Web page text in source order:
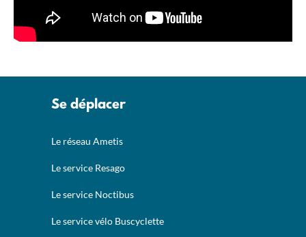
Se déplacer
Le réseau Ametis
Le service Resago
Le service Noctibus
Le service vélo Buscyclette